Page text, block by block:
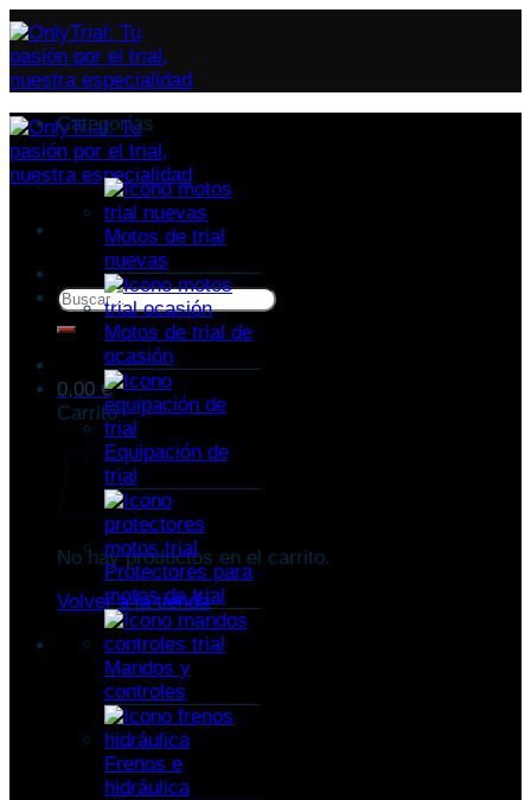
Buscar
por:
0,00 €
Carrito
No hay productos en el carrito.
Volver a la tienda
Categorías
Motos de trial
nuevas
Motos de trial de
ocasión
Equipación de
trial
Protectores para
motos de trial
Mandos y
controles
Frenos e
hidráulica